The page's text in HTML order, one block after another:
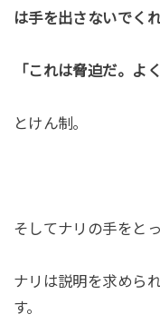
は手を出さないでくれ
「これは脅迫だ。よ
とけん制。
そしてナリの手をと
ナリは説明を求めら
す。